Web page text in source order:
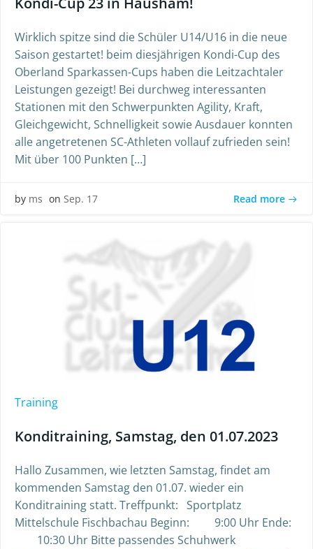
Wirklich spitze sind die Schüler U14/U16 in die neue
Saison gestartet! beim diesjährigen Kondi-Cup des
Oberland Sparkassen-Cups haben die Leitzachtaler
Leistungen gezeigt! Bei durchweg interessanten
Stationen mit den Schwerpunkten Agility, Kraft,
Gleichgewicht, Schnelligkeit sowie Ausdauer konnten
alle angetretenen SC-Athleten vollauf zufrieden sein!
Mit über 100 Punkten […]
by ms on Sep. 17 Read more
Training
Konditraining, Samstag, den 01.07.2023
Hallo Zusammen, wie letzten Samstag, findet am
kommenden Samstag den 01.07. wieder ein
Konditraining statt. Treffpunkt: Sportplatz
Mittelschule Fischbachau Beginn: 9:00 Uhr Ende:
10:30 Uhr Bitte passendes Schuhwerk